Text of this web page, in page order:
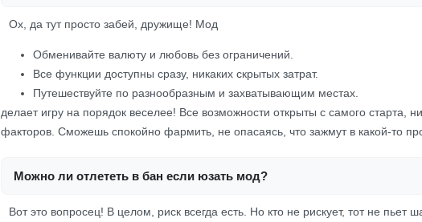
Ох, да тут просто забей, дружище! Мод
Обменивайте валюту и любовь без ограничений.
Все функции доступны сразу, никаких скрытых затрат.
Путешествуйте по разнообразным и захватывающим местах.
делает игру на порядок веселее! Все возможности открыты с самого старта,
факторов. Сможешь спокойно фармить, не опасаясь, что зажмут в какой-то
Можно ли отлететь в бан если юзать мод?
Вот это вопросец! В целом, риск всегда есть. Но кто не рискует, тот не пьет